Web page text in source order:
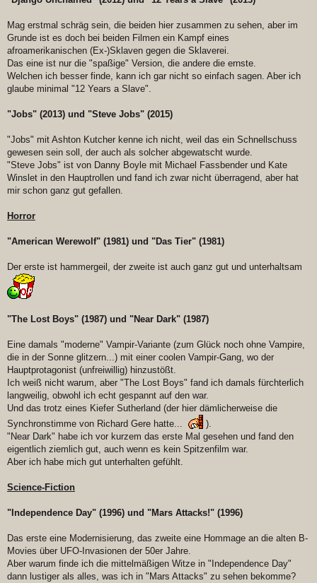
Mag erstmal schräg sein, die beiden hier zusammen zu sehen, aber im
Grunde ist es doch bei beiden Filmen ein Kampf eines
afroamerikanischen (Ex-)Sklaven gegen die Sklaverei.
Das eine ist nur die "spaßige" Version, die andere die ernste.
Welchen ich besser finde, kann ich gar nicht so einfach sagen. Aber ich
glaube minimal "12 Years a Slave".
"Jobs" (2013) und "Steve Jobs" (2015)
"Jobs" mit Ashton Kutcher kenne ich nicht, weil das ein Schnellschuss
gewesen sein soll, der auch als solcher abgewatscht wurde.
"Steve Jobs" ist von Danny Boyle mit Michael Fassbender und Kate
Winslet in den Hauptrollen und fand ich zwar nicht überragend, aber hat
mir schon ganz gut gefallen.
Horror
"American Werewolf" (1981) und "Das Tier" (1981)
Der erste ist hammergeil, der zweite ist auch ganz gut und unterhaltsam
"The Lost Boys" (1987) und "Near Dark" (1987)
Eine damals "moderne" Vampir-Variante (zum Glück noch ohne Vampire,
die in der Sonne glitzern...) mit einer coolen Vampir-Gang, wo der
Hauptprotagonist (unfreiwillig) hinzustößt.
Ich weiß nicht warum, aber "The Lost Boys" fand ich damals fürchterlich
langweilig, obwohl ich echt gespannt auf den war.
Und das trotz eines Kiefer Sutherland (der hier dämlicherweise die
Synchronstimme von Richard Gere hatte...
).
"Near Dark" habe ich vor kurzem das erste Mal gesehen und fand den
eigentlich ziemlich gut, auch wenn es kein Spitzenfilm war.
Aber ich habe mich gut unterhalten gefühlt.
Science-Fiction
"Independence Day" (1996) und "Mars Attacks!" (1996)
Das erste eine Modernisierung, das zweite eine Hommage an die alten B-
Movies über UFO-Invasionen der 50er Jahre.
Aber warum finde ich die mittelmäßigen Witze in "Independence Day"
dann lustiger als alles, was ich in "Mars Attacks" zu sehen bekomme?